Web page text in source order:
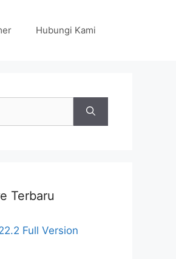
Hubungi Kami
Terbaru
Full Version